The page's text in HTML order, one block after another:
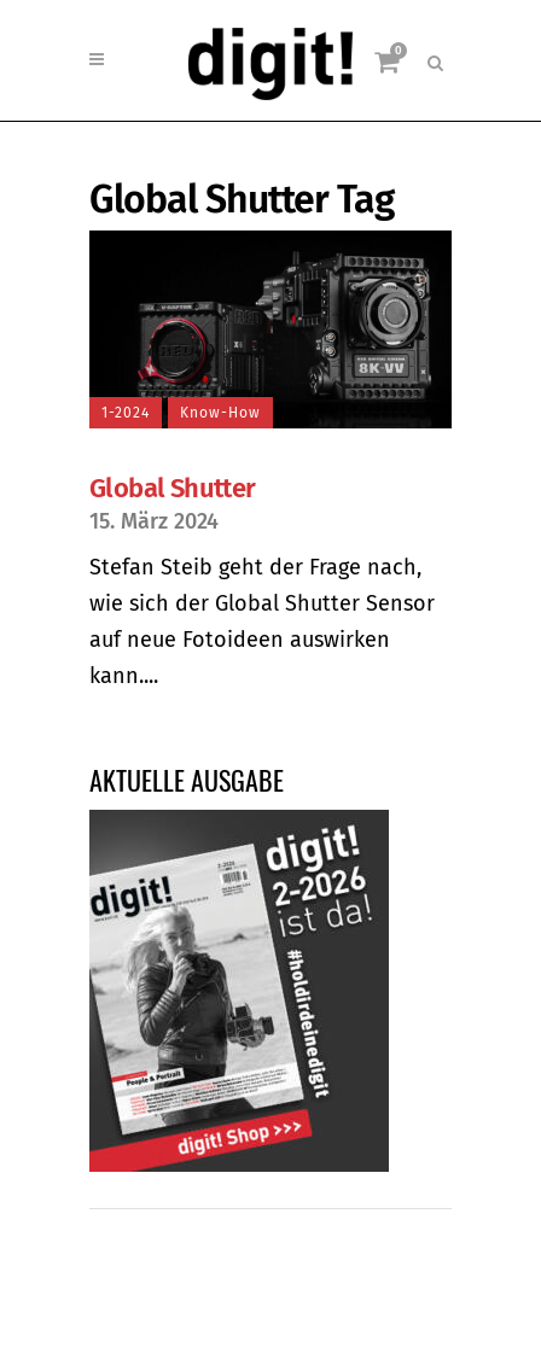
0
Global Shutter Tag
1-2024 Know-How
Global Shutter
15. März 2024
Stefan Steib geht der Frage nach,
wie sich der Global Shutter Sensor
auf neue Fotoideen auswirken
kann....
AKTUELLE AUSGABE